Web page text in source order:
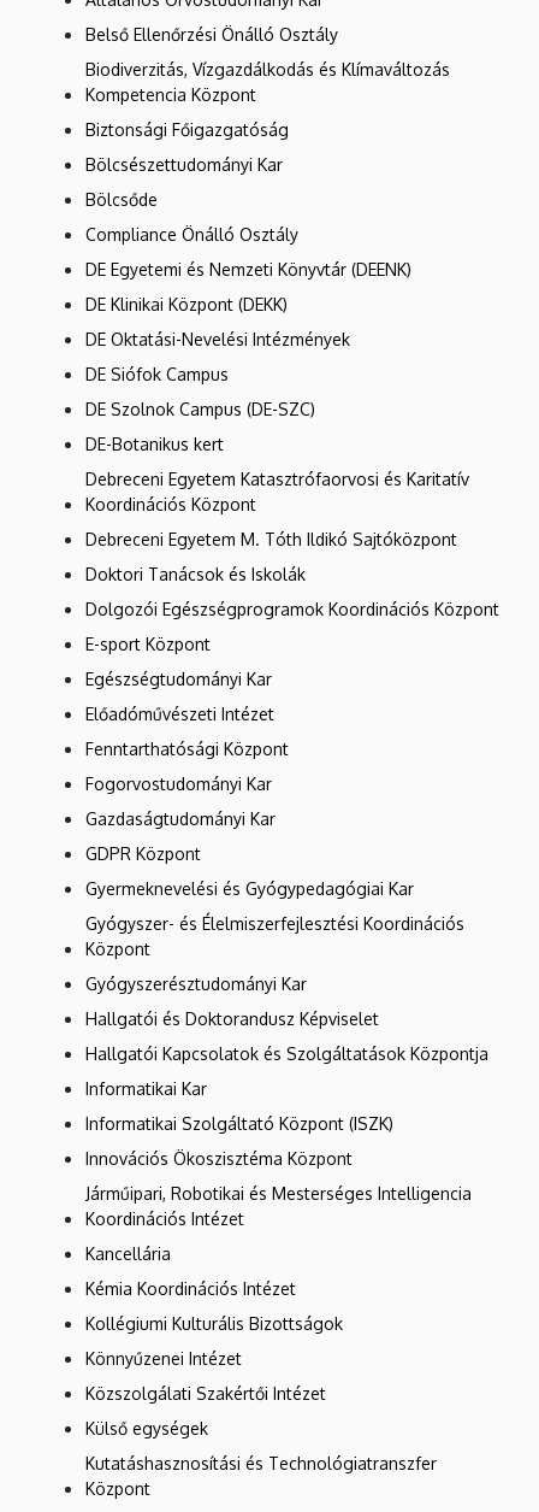
Belső Ellenőrzési Önálló Osztály
Biodiverzitás, Vízgazdálkodás és Klímaváltozás
Kompetencia Központ
Biztonsági Főigazgatóság
Bölcsészettudományi Kar
Bölcsőde
Compliance Önálló Osztály
DE Egyetemi és Nemzeti Könyvtár (DEENK)
DE Klinikai Központ (DEKK)
DE Oktatási-Nevelési Intézmények
DE Siófok Campus
DE Szolnok Campus (DE-SZC)
DE-Botanikus kert
Debreceni Egyetem Katasztrófaorvosi és Karitatív
Koordinációs Központ
Debreceni Egyetem M. Tóth Ildikó Sajtóközpont
Doktori Tanácsok és Iskolák
Dolgozói Egészségprogramok Koordinációs Központ
E-sport Központ
Egészségtudományi Kar
Előadóművészeti Intézet
Fenntarthatósági Központ
Fogorvostudományi Kar
Gazdaságtudományi Kar
GDPR Központ
Gyermeknevelési és Gyógypedagógiai Kar
Gyógyszer- és Élelmiszerfejlesztési Koordinációs
Központ
Gyógyszerésztudományi Kar
Hallgatói és Doktorandusz Képviselet
Hallgatói Kapcsolatok és Szolgáltatások Központja
Informatikai Kar
Informatikai Szolgáltató Központ (ISZK)
Innovációs Ökoszisztéma Központ
Járműipari, Robotikai és Mesterséges Intelligencia
Koordinációs Intézet
Kancellária
Kémia Koordinációs Intézet
Kollégiumi Kulturális Bizottságok
Könnyűzenei Intézet
Közszolgálati Szakértői Intézet
Külső egységek
Kutatáshasznosítási és Technológiatranszfer
Központ